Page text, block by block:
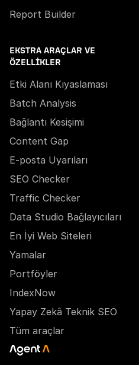
Report Builder
EKSTRA ARAÇLAR VE
ÖZELLIKLER
Etki Alanı Kıyaslaması
Batch Analysis
Bağlantı Kesişimi
Content Gap
E-posta Uyarıları
SEO Checker
Traffic Checker
Data Studio Bağlayıcıları
En İyi Web Siteleri
Yamalar
Portföyler
IndexNow
Yapay Zekâ Teknik SEO
Tüm araçlar